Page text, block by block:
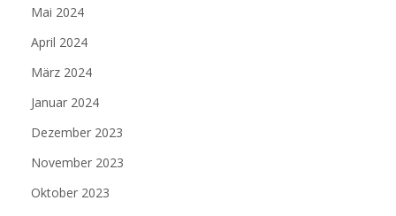
Mai 2024
April 2024
März 2024
Januar 2024
Dezember 2023
November 2023
Oktober 2023